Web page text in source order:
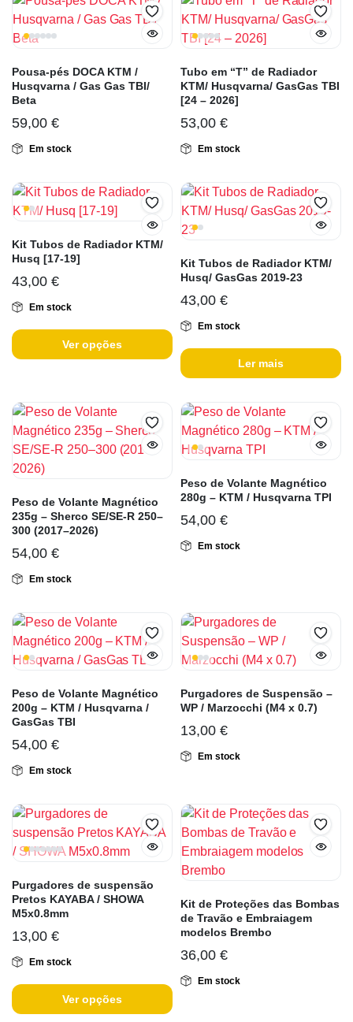
Pousa-pés DOCA KTM /
Husqvarna / Gas Gas TBI/
Beta
59,00 €
Em stock
Tubo em “T” de Radiador
KTM/ Husqvarna/ GasGas TBI
[24 – 2026]
53,00 €
Em stock
Kit Tubos de Radiador KTM/
Husq [17-19]
43,00 €
Em stock
Ver opções
Kit Tubos de Radiador KTM/
Husq/ GasGas 2019-23
43,00 €
Em stock
Ler mais
Peso de Volante Magnético
235g – Sherco SE/SE-R 250–
300 (2017–2026)
54,00 €
Em stock
Peso de Volante Magnético
280g – KTM / Husqvarna TPI
54,00 €
Em stock
Peso de Volante Magnético
200g – KTM / Husqvarna /
GasGas TBI
54,00 €
Em stock
Purgadores de Suspensão –
WP / Marzocchi (M4 x 0.7)
13,00 €
Em stock
Purgadores de suspensão
Pretos KAYABA / SHOWA
M5x0.8mm
13,00 €
Em stock
Ver opções
Kit de Proteções das Bombas
de Travão e Embraiagem
modelos Brembo
36,00 €
Em stock